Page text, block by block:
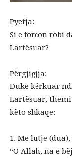
Pyetja:
Si e forcon robi
Lartësuar?
Përgjigjja:
Duke kërkuar
Lartësuar,
këto shkaqe:
1. Me lutje
“O Allah, na e